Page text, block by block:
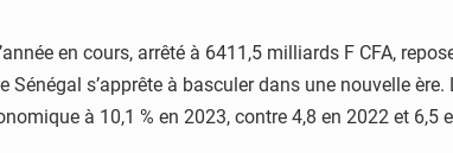
en cours, arrêté à 6411,5 milliards F CFA,
Sénégal s’apprête à basculer dans une nouvelle
à 10,1 % en 2023, contre 4,8 en 2022 et 6,5